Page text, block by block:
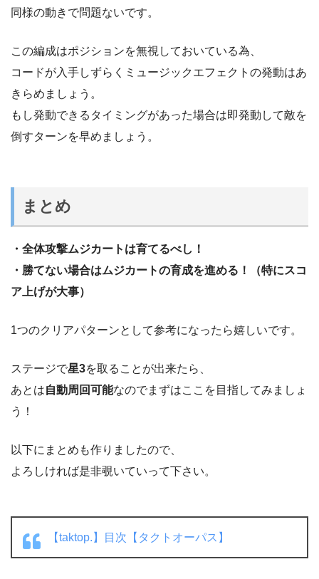
同様の動きで問題ないです。
この編成はポジションを無視しておいている為、
コードが入手しずらくミュージックエフェクトの発動はあ
きらめましょう。
もし発動できるタイミングがあった場合は即発動して敵を
倒すターンを早めましょう。
まとめ
・全体攻撃ムジカートは育てるべし！
・勝てない場合はムジカートの育成を進める！（特にスコ
ア上げが大事）
1つのクリアパターンとして参考になったら嬉しいです。
ステージで星3を取ることが出来たら、
あとは自動周回可能なのでまずはここを目指してみましょ
う！
以下にまとめも作りましたので、
よろしければ是非覗いていって下さい。
【taktop.】目次【タクトオーパス】